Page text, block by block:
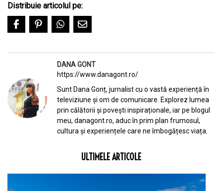
Distribuie articolul pe:
DANA GONT
https://www.danagont.ro/
Sunt Dana Gonț, jurnalist cu o vastă experiență în
televiziune și om de comunicare. Explorez lumea
prin călătorii și povești inspiraționale, iar pe blogul
meu, danagont.ro, aduc în prim plan frumosul,
cultura și experiențele care ne îmbogățesc viața.
ULTIMELE ARTICOLE